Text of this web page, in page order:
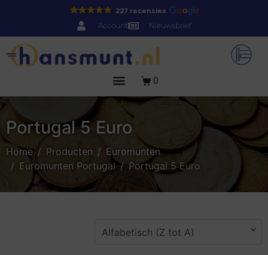
227 recensies
Account Nieuwsbrief
0
Portugal 5 Euro
Home Producten
Euromunten
Euromunten Portugal
Portugal 5 Euro